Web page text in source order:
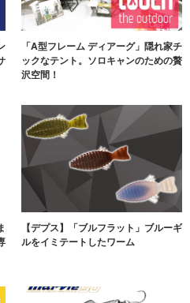
「A型フレーム ディアーグ」隠れ家チ
ックなテント。ソロキャンのための贅
沢空間！
【デプス】「ブルフラット」ブルーギ
ルをイミテートしたワーム